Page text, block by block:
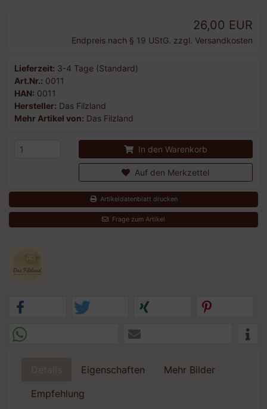
26,00 EUR
Endpreis nach § 19 UStG. zzgl. Versandkosten
Lieferzeit: 3-4 Tage (Standard)
Art.Nr.: 0011
HAN: 0011
Hersteller: Das Filzland
Mehr Artikel von: Das Filzland
In den Warenkorb
Auf den Merkzettel
Artikeldatenblatt drucken
Frage zum Artikel
Eigenschaften
Mehr Bilder
Empfehlung